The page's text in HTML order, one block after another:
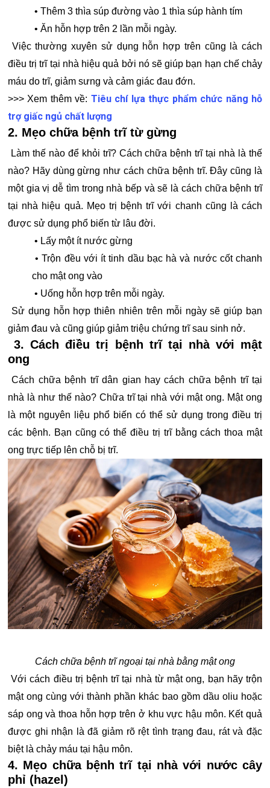
• Thêm 3 thìa súp đường vào 1 thìa súp hành tím
• Ăn hỗn hợp trên 2 lần mỗi ngày.
Việc thường xuyên sử dụng hỗn hợp trên cũng là cách
điều trị trĩ tại nhà hiệu quả bởi nó sẽ giúp bạn hạn chế chảy
máu do trĩ, giảm sưng và cảm giác đau đớn.
>>> Xem thêm về: Tiêu chí lựa thực phẩm chức năng hỗ
trợ giấc ngủ chất lượng
2. Mẹo chữa bệnh trĩ từ gừng
Làm thế nào để khỏi trĩ? Cách chữa bệnh trĩ tại nhà là thế
nào? Hãy dùng gừng như cách chữa bệnh trĩ. Đây cũng là
một gia vị dễ tìm trong nhà bếp và sẽ là cách chữa bệnh trĩ
tại nhà hiệu quả. Mẹo trị bệnh trĩ với chanh cũng là cách
được sử dụng phổ biến từ lâu đời.
• Lấy một ít nước gừng
• Trộn đều với ít tinh dầu bạc hà và nước cốt chanh
cho mật ong vào
• Uống hỗn hợp trên mỗi ngày.
Sử dụng hỗn hợp thiên nhiên trên mỗi ngày sẽ giúp bạn
giảm đau và cũng giúp giảm triệu chứng trĩ sau sinh nở.
3. Cách điều trị bệnh trĩ tại nhà với mật
ong
Cách chữa bệnh trĩ dân gian hay cách chữa bệnh trĩ tại
nhà là như thế nào? Chữa trĩ tại nhà với mật ong. Mật ong
là một nguyên liệu phổ biến có thể sử dụng trong điều trị
các bệnh. Bạn cũng có thể điều trị trĩ bằng cách thoa mật
ong trực tiếp lên chỗ bị trĩ.
Cách chữa bệnh trĩ ngoại tại nhà bằng mật ong
Với cách điều trị bệnh trĩ tại nhà từ mật ong, bạn hãy trộn
mật ong cùng với thành phần khác bao gồm dầu oliu hoặc
sáp ong và thoa hỗn hợp trên ở khu vực hậu môn. Kết quả
được ghi nhận là đã giảm rõ rệt tình trạng đau, rát và đặc
biệt là chảy máu tại hậu môn.
4. Mẹo chữa bệnh trĩ tại nhà với nước cây
phỉ (hazel)